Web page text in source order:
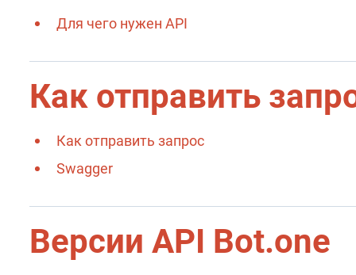
Для чего нужен API
Как отправить
Как отправить запрос
Swagger
Версии API Bot.one